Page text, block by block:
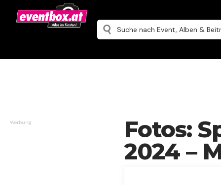
Werbung
Fotos:
2024 –